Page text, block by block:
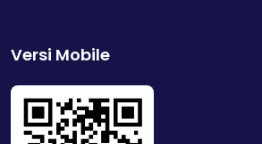
Versi Mobile